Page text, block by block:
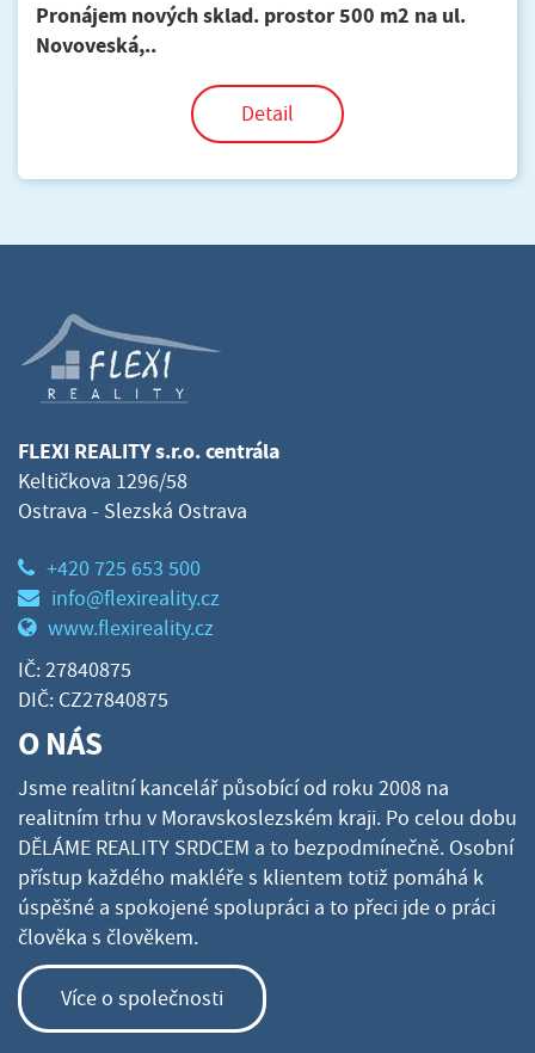
Pronájem nových sklad. prostor 500 m2 na ul.
Novoveská,..
Detail
FLEXI REALITY s.r.o. centrála
Keltičkova 1296/58
Ostrava - Slezská Ostrava
+420 725 653 500
info@flexireality.cz
www.flexireality.cz
IČ: 27840875
DIČ: CZ27840875
O NÁS
Jsme realitní kancelář působící od roku 2008 na
realitním trhu v Moravskoslezském kraji. Po celou dobu
DĚLÁME REALITY SRDCEM a to bezpodmínečně. Osobní
přístup každého makléře s klientem totiž pomáhá k
úspěšné a spokojené spolupráci a to přeci jde o práci
člověka s člověkem.
Více o společnosti